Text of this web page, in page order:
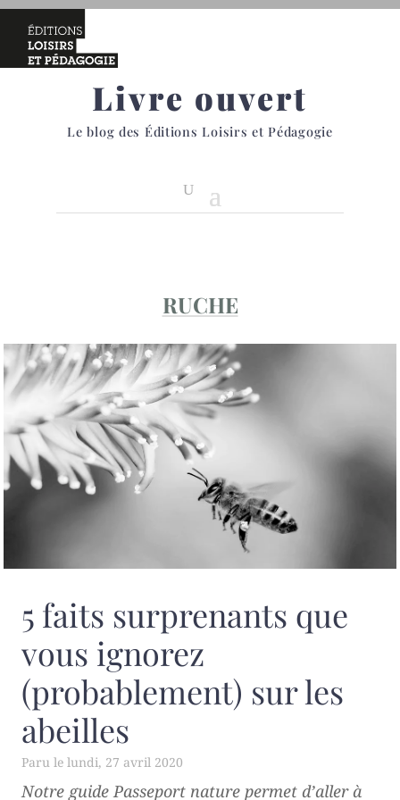
Livre ouvert
Le blog des Éditions Loisirs et Pédagogie
RUCHE
5 faits surprenants que
vous ignorez
(probablement) sur les
abeilles
lundi, 27 avril 2020
Notre guidePasseport nature permet d’aller à